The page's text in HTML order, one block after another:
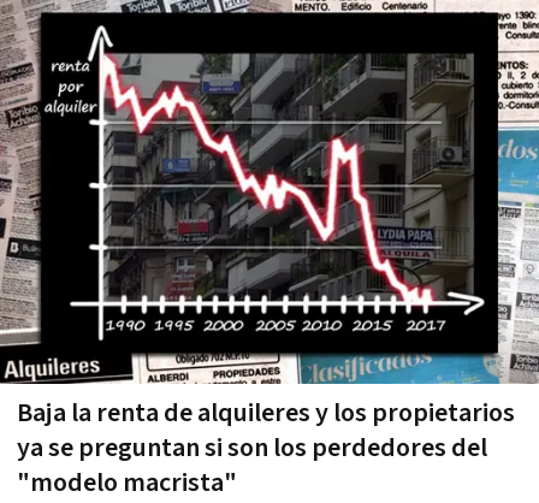
Baja la renta de alquileres y los propietarios
ya se preguntan si son los perdedores del
"modelo macrista"